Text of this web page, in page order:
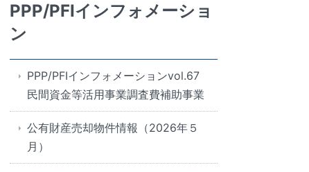
PPP/PFIインフォメーショ
ン
PPP/PFIインフォメーションvol.67
民間資金等活用事業調査費補助事業
公有財産売却物件情報（2026年５
月）